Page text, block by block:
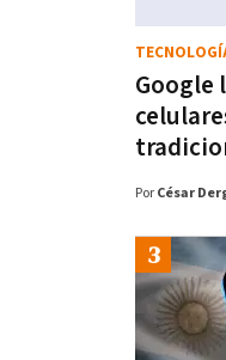
Google
Por César